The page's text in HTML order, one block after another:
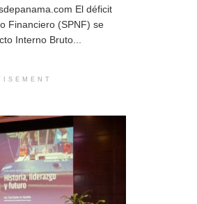
El déficit
Financiero (SPNF) se
Interno Bruto...